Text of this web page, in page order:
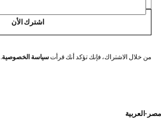
اشترك الأن
من خلال الاشتراك، فإنك تؤكد أنك قرأتسياسة الخصوصية.
مصر ·العربية